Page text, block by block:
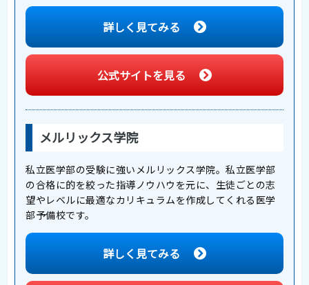
詳しく見てみる
公式サイトを見る
メルリックス学院
私立医学部の受験に強いメルリックス学院。私立医学部
の合格に的を絞った指導ノウハウを元に、生徒ごとの志
望やレベルに最適なカリキュラムを作成してくれる医学
部予備校です。
詳しく見てみる